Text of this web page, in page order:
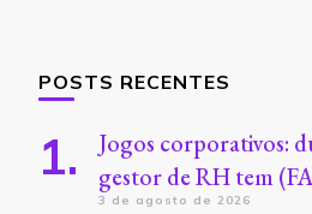
POSTS RECENTES
Jogos corporativos:
gestor de RH tem
3 de agosto de 2026